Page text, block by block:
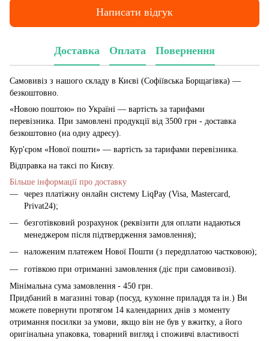
Написати відгук
Доставка Оплата Повернення
Самовивіз з нашого складу в Києві (Софіївська Борщагівка) —
безкоштовно.
«Новою поштою» по Україні — вартість за тарифами
перевізника. При замовлені продукції від 3500 грн - доставка
безкоштовно (на одну адресу).
Кур'єром «Нової пошти» — вартість за тарифами перевізника.
Відправка на таксі по Києву.
Більше інформації про доставку
через платіжну онлайн систему LiqPay (Visa, Mastercard,
Privat24);
безготівковий розрахунок (реквізити для оплати надаються
менеджером після підтвердження замовлення);
наложеним платежем Нової Пошти (з передплатою частковою);
готівкою при отриманні замовлення (діє при самовивозі).
Мінімальна сума замовлення - 450 грн.
Придбаний в магазині товар (посуд, кухонне приладдя та ін.) Ви
можете повернути протягом 14 календарних днів з моменту
отримання посилки за умови, якщо він не був у вжитку, а його
оригінальна упаковка, товарний вигляд і споживчі властивості